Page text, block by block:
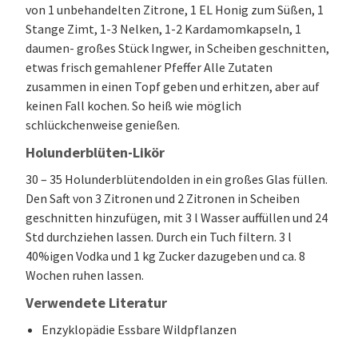
von 1 unbehandelten Zitrone, 1 EL Honig zum Süßen, 1
Stange Zimt, 1-3 Nelken, 1-2 Kardamomkapseln, 1
daumen- großes Stück Ingwer, in Scheiben geschnitten,
etwas frisch gemahlener Pfeffer Alle Zutaten
zusammen in einen Topf geben und erhitzen, aber auf
keinen Fall kochen. So heiß wie möglich
schlückchenweise genießen.
Holunderblüten-Likör
30 – 35 Holunderblütendolden in ein großes Glas füllen.
Den Saft von 3 Zitronen und 2 Zitronen in Scheiben
geschnitten hinzufügen, mit 3 l Wasser auffüllen und 24
Std durchziehen lassen. Durch ein Tuch filtern. 3 l
40%igen Vodka und 1 kg Zucker dazugeben und ca. 8
Wochen ruhen lassen.
Verwendete Literatur
Enzyklopädie Essbare Wildpflanzen